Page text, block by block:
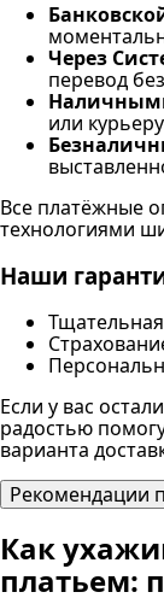
Через
перевод
или
Все платёжные
технологиями
Наши
Если у вас
радостью
варианта
Рекомендации
Как
платьем: